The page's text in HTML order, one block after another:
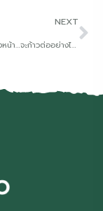
NEXT
“กุ้งไทยในวันข้างหน้า…จะก้าวต่ออย่างไรท่ามกลางกำแพงการค้าโลก?” .